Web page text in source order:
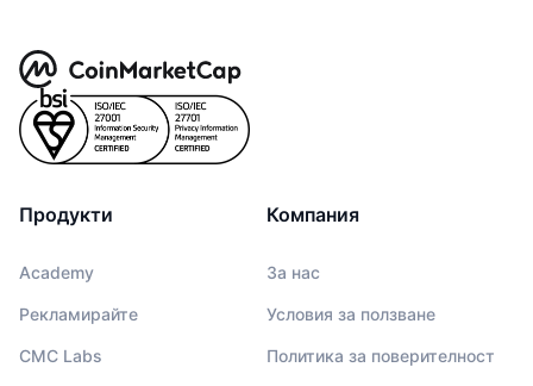
Продукти
Academy
Рекламирайте
CMC Labs
Компания
За нас
Условия за ползване
Политика за поверителност